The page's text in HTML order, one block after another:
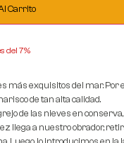
Carrito
del 7%
más exquisitos del mar. Por
de tan alta calidad.
de las nieves en
llega a nuestro obrador,